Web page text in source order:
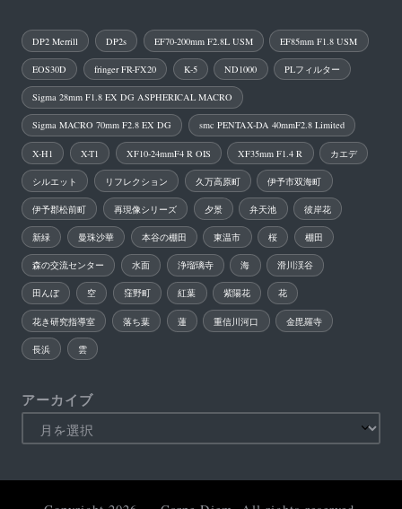
DP2 Merrill DP2s EF70-200mm F2.8L USM EF85mm F1.8 USM
EOS30D fringer FR-FX20 K-5 ND1000 PLフィルター
Sigma 28mm F1.8 EX DG ASPHERICAL MACRO
Sigma MACRO 70mm F2.8 EX DG smc PENTAX-DA 40mmF2.8 Limited
X-H1 X-T1 XF10-24mmF4 R OIS XF35mm F1.4 R カエデ
シルエット リフレクション 久万高原町 伊予市双海町
伊予郡松前町 再現像シリーズ 夕景 弁天池 彼岸花
新緑 曼珠沙華 本谷の棚田 東温市 桜 棚田
森の交流センター 水面 浄瑠璃寺 海 滑川渓谷
田んぼ 空 窪野町 紅葉 紫陽花 花
花き研究指導室 落ち葉 蓮 重信川河口 金毘羅寺
長浜 雲
アーカイブ